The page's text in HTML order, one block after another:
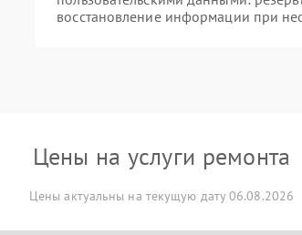
восстановление информации при
Цены на услуги ремонта
Цены актуальны на текущую дату 06.08.2026